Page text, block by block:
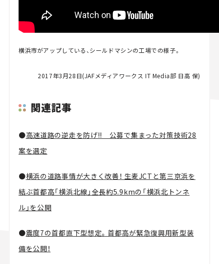
横浜市がアップしている、シールドマシンの工場での様子。
2017年3月28日(JAFメディアワークス IT Media部 日高 保)
関連記事
●高速道路の逆走を防げ!! 公募で集まった対策技術28
案を選定
●横浜の道路事情が大きく改善！ 生麦JCTと第三京浜を
結ぶ首都高「横浜北線」全長約5.9kmの「横浜北トンネ
ル」を公開
●震度7の首都直下型想定。首都高が緊急復興用新型装
備を公開！